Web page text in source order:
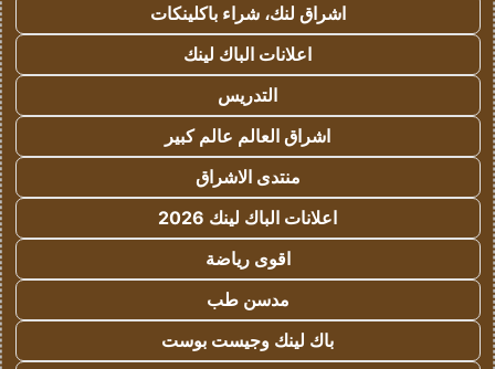
اشراق لنك، شراء باكلينكات
اعلانات الباك لينك
التدريس
اشراق العالم عالم كبير
منتدى الاشراق
اعلانات الباك لينك 2026
اقوى رياضة
مدسن طب
باك لينك وجيست بوست